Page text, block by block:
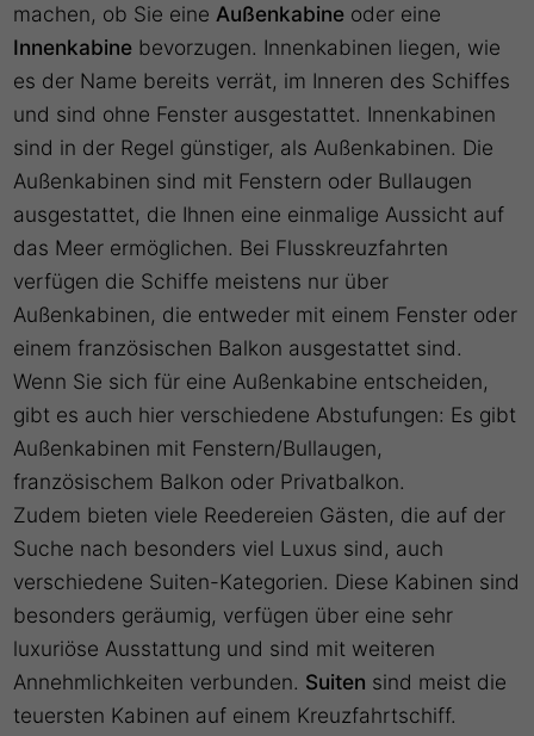
machen, ob Sie eineAußenkabine oder eine
Innenkabine bevorzugen. Innenkabinen liegen, wie
es der Name bereits verrät, im Inneren des Schiffes
und sind ohne Fenster ausgestattet. Innenkabinen
sind in der Regel günstiger, als Außenkabinen. Die
Außenkabinen sind mit Fenstern oder Bullaugen
ausgestattet, die Ihnen eine einmalige Aussicht auf
das Meer ermöglichen. Bei Flusskreuzfahrten
verfügen die Schiffe meistens nur über
Außenkabinen, die entweder mit einem Fenster oder
einem französischen Balkon ausgestattet sind.
Wenn Sie sich für eine Außenkabine entscheiden,
gibt es auch hier verschiedene Abstufungen: Es gibt
Außenkabinen mit Fenstern/Bullaugen,
französischem Balkon oder Privatbalkon.
Zudem bieten viele Reedereien Gästen, die auf der
Suche nach besonders viel Luxus sind, auch
verschiedene Suiten-Kategorien. Diese Kabinen sind
besonders geräumig, verfügen über eine sehr
luxuriöse Ausstattung und sind mit weiteren
Annehmlichkeiten verbunden. Suiten sind meist die
teuersten Kabinen auf einem Kreuzfahrtschiff.